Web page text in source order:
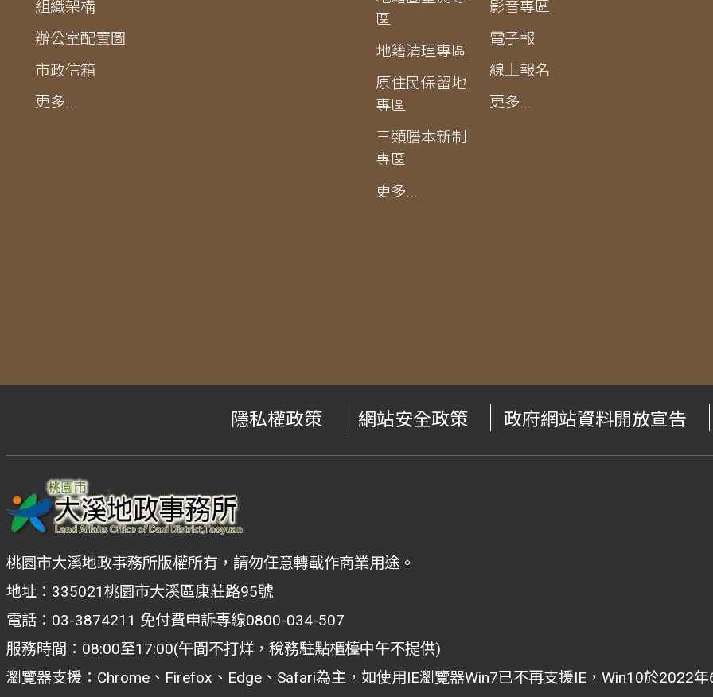
組織架構
辦公室配置圖
市政信箱
更多...
區
地籍清理專區
原住民保留地
專區
三類謄本新制
專區
更多...
影音專區
電子報
線上報名
更多...
隱私權政策 網站安全政策 政府網站資料開放宣告
桃園市大溪地政事務所版權所有，請勿任意轉載作商業用途。
地址：335021桃園市大溪區康莊路95號
電話：03-3874211 免付費申訴專線0800-034-507
服務時間：08:00至17:00(午間不打烊，稅務駐點櫃檯中午不提供)
瀏覽器支援：Chrome、Firefox、Edge、Safari為主，如使用IE瀏覽器Win7已不再支援IE，Win10於2022